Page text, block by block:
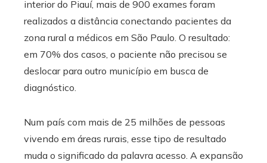
interior do Piauí, mais de 900 exames foram
realizados a distância conectando pacientes da
zona rural a médicos em São Paulo. O resultado:
em 70% dos casos, o paciente não precisou se
deslocar para outro município em busca de
diagnóstico.
Num país com mais de 25 milhões de pessoas
vivendo em áreas rurais, esse tipo de resultado
muda o significado da palavra acesso. A expansão